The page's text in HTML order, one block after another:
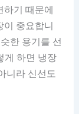
하기 때문에
이 중요합니
한 용기를 선
게 하면 냉장
니라 신선도